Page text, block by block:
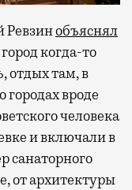
Ревзинобъяснял
когда-то
отдых там, в
городах вроде
человека
и включали в
санаторного
от архитектуры